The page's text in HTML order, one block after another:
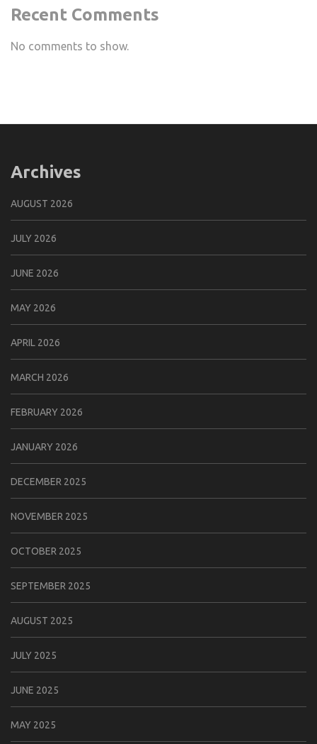
Recent Comments
No comments to show.
Archives
AUGUST 2026
JULY 2026
JUNE 2026
MAY 2026
APRIL 2026
MARCH 2026
FEBRUARY 2026
JANUARY 2026
DECEMBER 2025
NOVEMBER 2025
OCTOBER 2025
SEPTEMBER 2025
AUGUST 2025
JULY 2025
JUNE 2025
MAY 2025